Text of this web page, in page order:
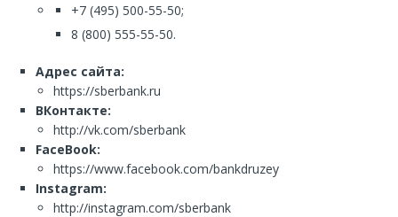
+7 (495) 500-55-50;
8 (800) 555-55-50.
Адрес сайта:
https://sberbank.ru
ВКонтакте:
http://vk.com/sberbank
FaceBook:
https://www.facebook.com/bankdruzey
Instagram:
http://instagram.com/sberbank